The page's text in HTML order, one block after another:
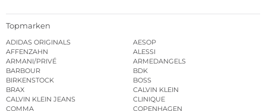
Topmarken
ADIDAS ORIGINALS
AESOP
AFFENZAHN
ALESSI
ARMANI/PRIVÉ
ARMEDANGELS
BARBOUR
BDK
BIRKENSTOCK
BOSS
BRAX
CALVIN KLEIN
CALVIN KLEIN JEANS
CLINIQUE
COMMA
COPENHAGEN